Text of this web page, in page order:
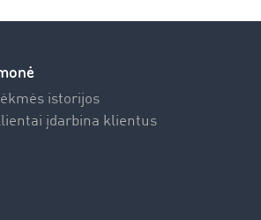
istorijos
įdarbina klientus